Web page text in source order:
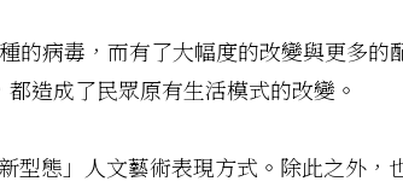
的病毒，而有了大幅度的改變與更多的
造成了民眾原有生活模式的改變。
型態」人文藝術表現方式。除此之外，